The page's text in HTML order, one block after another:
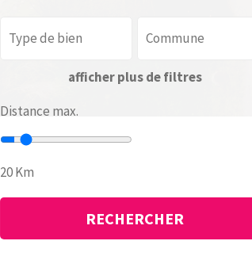
afficher plus de filtres
Distance max.
20Km